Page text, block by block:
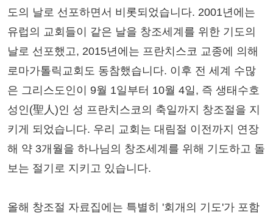
도의 날로 선포하면서 비롯되었습니다. 2001년에는
유럽의 교회들이 같은 날을 창조세계를 위한 기도의
날로 선포했고, 2015년에는 프란치스코 교종에 의해
로마가톨릭교회도 동참했습니다. 이후 전 세계 수많
은 그리스도인이 9월 1일부터 10월 4일, 즉 생태수호
성인(聖人)인 성 프란치스코의 축일까지 창조절을 지
키게 되었습니다. 우리 교회는 대림절 이전까지 연장
해 약 3개월을 하나님의 창조세계를 위해 기도하고 돌
보는 절기로 지키고 있습니다.
올해 창조절 자료집에는 특별히 '회개의 기도'가 포함